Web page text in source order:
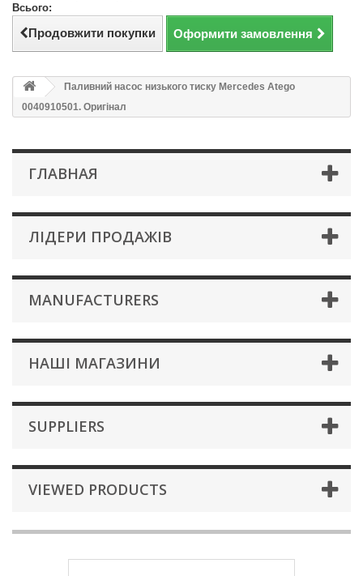
Всього:
Продовжити покупки Оформити замовлення
Паливний насос низького тиску Mercedes Atego
0040910501. Оригінал
ГЛАВНАЯ
ЛІДЕРИ ПРОДАЖІВ
MANUFACTURERS
НАШІ МАГАЗИНИ
SUPPLIERS
VIEWED PRODUCTS